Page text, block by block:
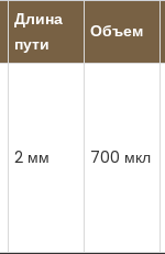
Длина
пути
Объем
2 мм 700 мкл